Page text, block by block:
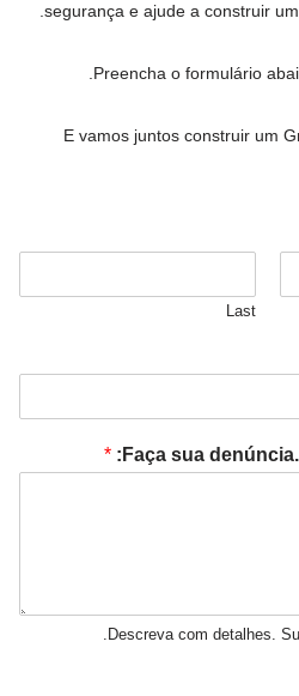
segurança e ajude a construir
Preencha o formulário
E vamos juntos construir um
Last
Faça sua
*
Descreva com detalhes.